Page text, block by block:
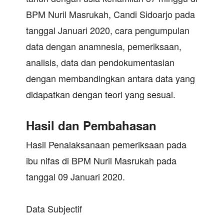
BPM Nuril Masrukah, Candi Sidoarjo pada
tanggal Januari 2020, cara pengumpulan
data dengan anamnesia, pemeriksaan,
analisis, data dan pendokumentasian
dengan membandingkan antara data yang
didapatkan dengan teori yang sesuai.
Hasil dan Pembahasan
Hasil Penalaksanaan pemeriksaan pada
ibu nifas di BPM Nuril Masrukah pada
tanggal 09 Januari 2020.
Data Subjectif